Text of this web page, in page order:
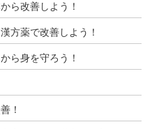
ら改善しよう！
方薬で改善しよう！
ら身を守ろう！
！